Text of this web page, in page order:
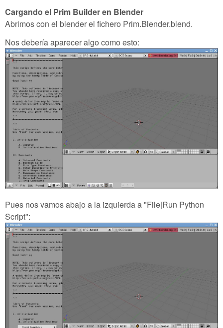
Cargando el Prim Builder en Blender
Abrimos con el blender el fichero Prim.Blender.blend.
Nos debería aparecer algo como esto:
Pues nos vamos abajo a la izquierda a "File|Run Python
Script":